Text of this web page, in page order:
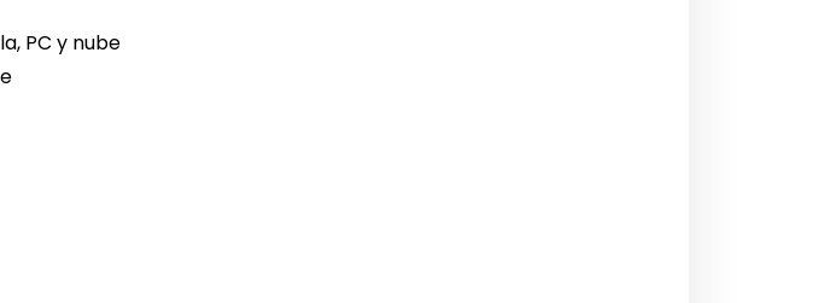
PC y nube